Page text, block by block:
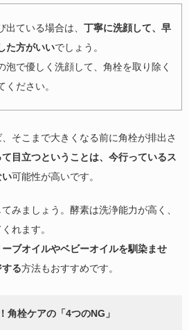
出ている場合は、 丁寧に洗顔して、早
た方がいいでしょう。
泡で優しく洗顔して、角栓を取り除く
ください。
そこまで大きくなる前に角栓が排出さ
目立つということは、今行っているス
い可能性が高いです。
みましょう。酵素は洗浄能力が高く、
れます。
ーブオイルやベビーオイルを馴染ませ
る方法もおすすめです。
角栓ケアの「4つのNG」